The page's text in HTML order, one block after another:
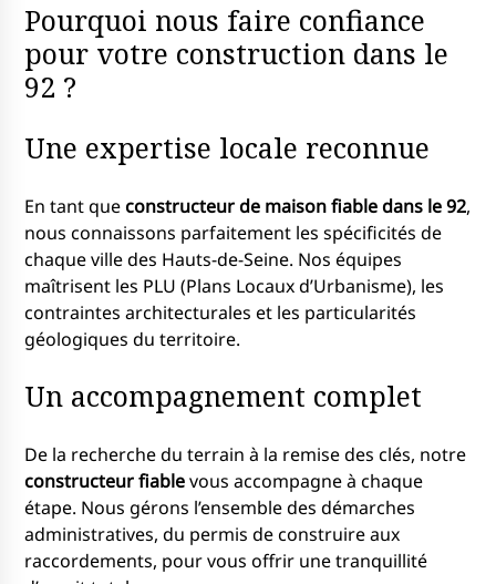
Pourquoi nous faire confiance
pour votre construction dans le
92 ?
Une expertise locale reconnue
En tant queconstructeur de maison fiable dans le 92,
nous connaissons parfaitement les spécificités de
chaque ville des Hauts-de-Seine. Nos équipes
maîtrisent les PLU (Plans Locaux d’Urbanisme), les
contraintes architecturales et les particularités
géologiques du territoire.
Un accompagnement complet
De la recherche du terrain à la remise des clés, notre
constructeur fiablevous accompagne à chaque
étape. Nous gérons l’ensemble des démarches
administratives, du permis de construire aux
raccordements, pour vous offrir une tranquillité